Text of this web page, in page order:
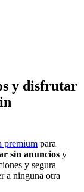
y disfrutar
premium para
sin anuncios y
y segura
a ninguna otra